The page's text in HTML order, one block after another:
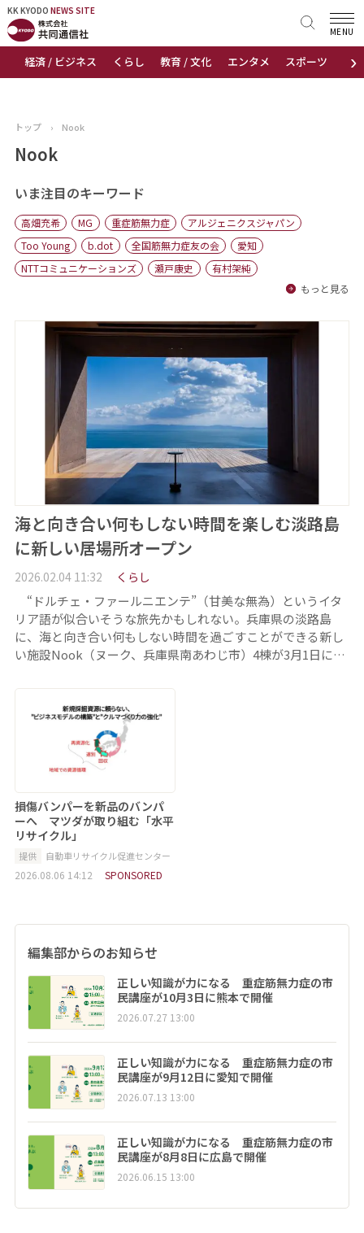
KK KYODO NEWS SITE
›
経済 / ビジネス くらし 教育 / 文化 エンタメ スポーツ 地域
MENU
KK KYODONEWS SITE
トップページ
ニュース
おすすめコンテンツ
出版物
会社概要
トップ › Nook
Nook
いま注目のキーワード
高畑充希 MG 重症筋無力症
アルジェニクスジャパン
Too Young
b.dot 全国筋無力症友の会
愛知
NTTコミュニケーションズ
瀬戸康史
有村架純
もっと見る
海と向き合い何もしない時間を楽しむ淡路島
に新しい居場所オープン
2026.02.04 11:32 くらし
“ドルチェ・ファールニエンテ”（甘美な無為）というイタ
リア語が似合いそうな旅先かもしれない。兵庫県の淡路島
に、海と向き合い何もしない時間を過ごすことができる新し
い施設Nook（ヌーク、兵庫県南あわじ市）4棟が3月1日に…
損傷バンパーを新品のバンパ
ーへ マツダが取り組む「水平
リサイクル」
提供 自動車リサイクル促進センター
2026.08.06 14:12 SPONSORED
編集部からのお知らせ
正しい知識が力になる 重症筋無力症の市
民講座が10月3日に熊本で開催
2026.07.27 13:00
正しい知識が力になる 重症筋無力症の市
民講座が9月12日に愛知で開催
2026.07.13 13:00
正しい知識が力になる 重症筋無力症の市
民講座が8月8日に広島で開催
2026.06.15 13:00